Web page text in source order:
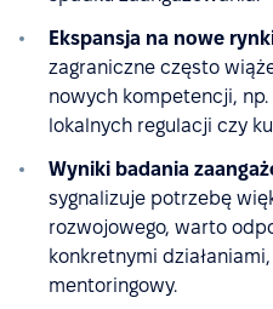
Ekspansja na nowe
zagraniczne często
nowych kompetencji,
lokalnych regulacji czy
Wyniki badania
sygnalizuje potrzebę
rozwojowego, warto
konkretnymi
mentoringowy.